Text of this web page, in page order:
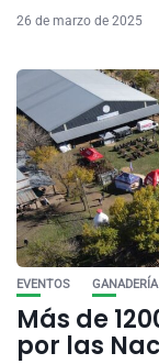
26 de marzo de 2025
EVENTOS GANADERÍA
Más de
por las